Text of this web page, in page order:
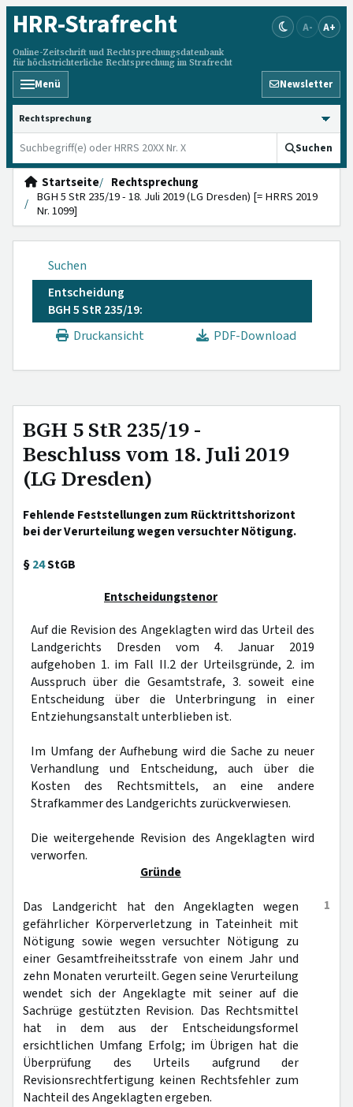
HRR-Strafrecht
Online-Zeitschrift und Rechtsprechungsdatenbank
für höchstrichterliche Rechtsprechung im Strafrecht
A- A+
Menü Newsletter
HRRS durchsuchen
Suchen
Startseite
Rechtsprechung
BGH 5 StR 235/19 - 18. Juli 2019 (LG Dresden) [= HRRS 2019
Nr. 1099]
Suchen
Entscheidung
BGH 5 StR 235/19:
Druckansicht
PDF-Download
BGH 5 StR 235/19 -
Beschluss vom 18. Juli 2019
(LG Dresden)
Fehlende Feststellungen zum Rücktrittshorizont
bei der Verurteilung wegen versuchter Nötigung.
§24StGB
Entscheidungstenor
Auf die Revision des Angeklagten wird das Urteil des
Landgerichts Dresden vom 4. Januar 2019
aufgehoben 1. im Fall II.2 der Urteilsgründe, 2. im
Ausspruch über die Gesamtstrafe, 3. soweit eine
Entscheidung über die Unterbringung in einer
Entziehungsanstalt unterblieben ist.
Im Umfang der Aufhebung wird die Sache zu neuer
Verhandlung und Entscheidung, auch über die
Kosten des Rechtsmittels, an eine andere
Strafkammer des Landgerichts zurückverwiesen.
Die weitergehende Revision des Angeklagten wird
verworfen.
Gründe
1
Das Landgericht hat den Angeklagten wegen
gefährlicher Körperverletzung in Tateinheit mit
Nötigung sowie wegen versuchter Nötigung zu
einer Gesamtfreiheitsstrafe von einem Jahr und
zehn Monaten verurteilt. Gegen seine Verurteilung
wendet sich der Angeklagte mit seiner auf die
Sachrüge gestützten Revision. Das Rechtsmittel
hat in dem aus der Entscheidungsformel
ersichtlichen Umfang Erfolg; im Übrigen hat die
Überprüfung des Urteils aufgrund der
Revisionsrechtfertigung keinen Rechtsfehler zum
Nachteil des Angeklagten ergeben.